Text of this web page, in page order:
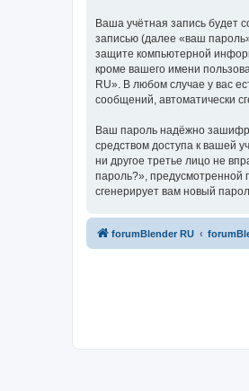
Ваша учётная запись будет
записью (далее «ваш
защите компьютерной
кроме вашего имени
RU». В любом случае у вас
сообщений, автоматически
Ваш пароль надёжно
средством доступа к вашей
ни другое третье лицо не
пароль?», предусмотренной
сгенерирует вам новый
forumBlender RU